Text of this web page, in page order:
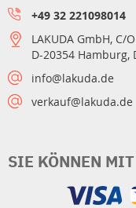
SIE KÖNNEN
+49 32 221098014
LAKUDA GmbH, C/
D-20354 Hamburg,
info@lakuda.de
verkauf@lakuda.de